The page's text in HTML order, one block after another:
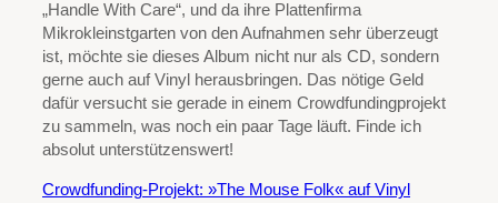
„Handle With Care“, und da ihre Plattenfirma
Mikrokleinstgarten von den Aufnahmen sehr überzeugt
ist, möchte sie dieses Album nicht nur als CD, sondern
gerne auch auf Vinyl herausbringen. Das nötige Geld
dafür versucht sie gerade in einem Crowdfundingprojekt
zu sammeln, was noch ein paar Tage läuft. Finde ich
absolut unterstützenswert!
Crowdfunding-Projekt: »The Mouse Folk« auf Vinyl